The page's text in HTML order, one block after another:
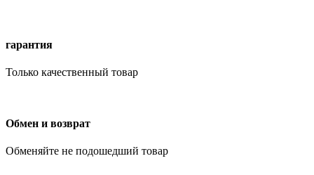
гарантия
Только качественный товар
Обмен и возврат
Обменяйте не подошедший товар